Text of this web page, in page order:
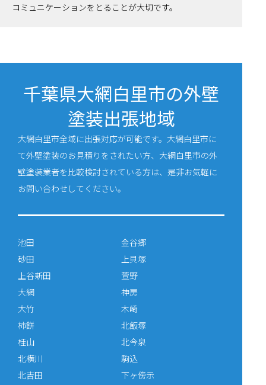
コミュニケーションをとることが大切です。
千葉県大網白里市の外壁
塗装出張地域
大網白里市全域に出張対応が可能です。大網白里市に
て外壁塗装のお見積りをされたい方、大網白里市の外
壁塗装業者を比較検討されている方は、是非お気軽に
お問い合わせしてください。
池田
砂田
上谷新田
大網
大竹
柿餅
桂山
金谷郷
上貝塚
萱野
神房
木崎
北飯塚
北今泉
北横川
北吉田
駒込
下ヶ傍示